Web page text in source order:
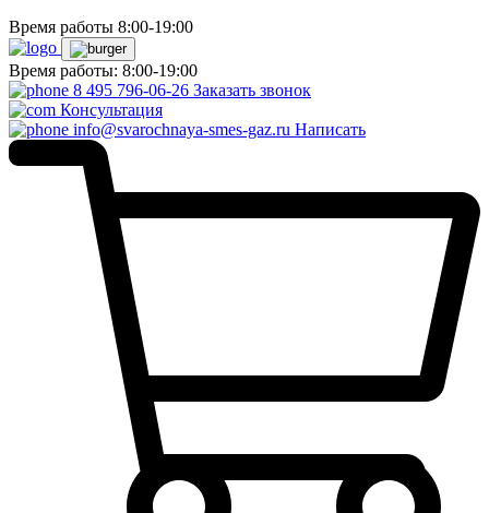
Время работы 8:00-19:00
Время работы: 8:00-19:00
8 495 796-06-26 Заказать звонок
Консультация
info@svarochnaya-smes-gaz.ru Написать